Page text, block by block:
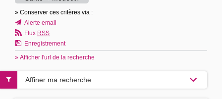
» Conserver ces critères via :
Alerte email
Flux RSS
Enregistrement
» Afficher l'url de la recherche
Affiner ma recherche